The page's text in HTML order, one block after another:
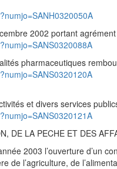
2002 portant
pharmaceutiques
et divers services
DE LA PECHE ET DES
2003 l’ouverture d’un
de l’agriculture, de